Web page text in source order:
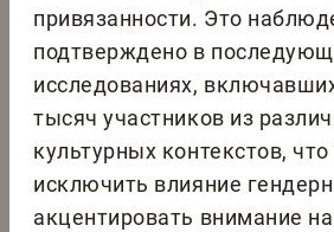
привязанности. Это
подтверждено в
исследованиях,
тысяч участников из
культурных контекстов,
исключить влияние
акцентировать внимание